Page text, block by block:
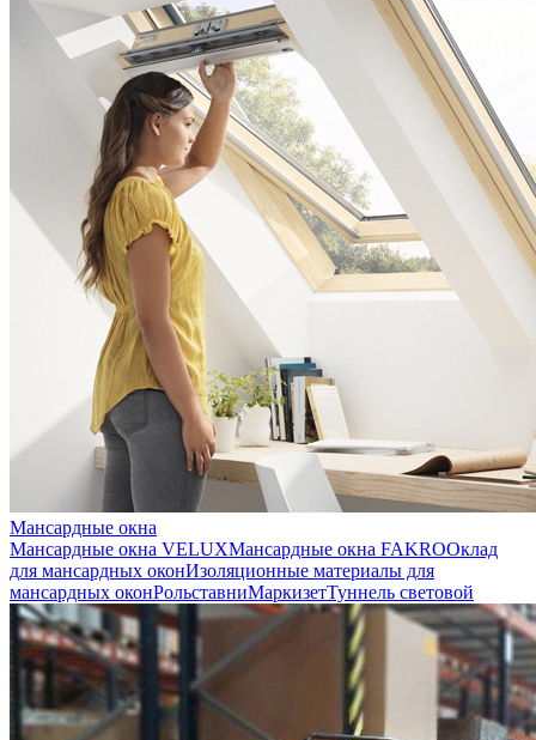
Мансардные окна
Мансардные окна VELUXМансардные окна FAKROОклад
для мансардных оконИзоляционные материалы для
мансардных оконРольставниМаркизетТуннель световой